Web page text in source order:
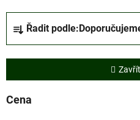
n
í
Řadit podle:
Cena